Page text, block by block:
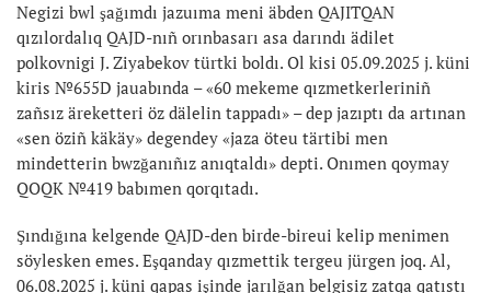
Negizi bwl şağımdı jazuıma meni äbden QAJITQAN
qızılordalıq QAJD-nıñ orınbasarı asa darındı ädilet
polkovnigi J. Ziyabekov türtki boldı. Ol kisi 05.09.2025 j. küni
kiris №655D jauabında – «60 mekeme qızmetkerleriniñ
zañsız äreketteri öz dälelin tappadı» – dep jazıptı da artınan
«sen öziñ käkäy» degendey «jaza öteu tärtibi men
mindetterin bwzğanıñız anıqtaldı» depti. Onımen qoymay
QOQK №419 babımen qorqıtadı.
Şındığına kelgende QAJD-den birde-bireui kelip menimen
söylesken emes. Eşqanday qızmettik tergeu jürgen joq. Al,
06.08.2025 j. küni qapas işinde jarılğan belgisiz zatqa qatıstı